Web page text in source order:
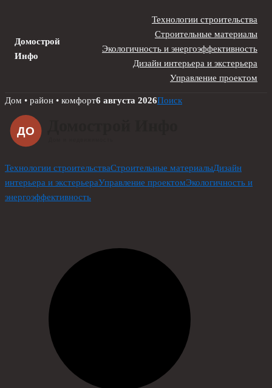
Домострой
Инфо
Технологии строительства
Строительные материалы
Экологичность и энергоэффективность
Дизайн интерьера и экстерьера
Управление проектом
Skip
content
Дом • район • комфорт6 августа 2026Поиск
Технологии строительстваСтроительные материалыДизайн
интерьера и экстерьераУправление проектомЭкологичность и
энергоэффективность